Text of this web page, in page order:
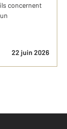
concernent
22 juin 2026